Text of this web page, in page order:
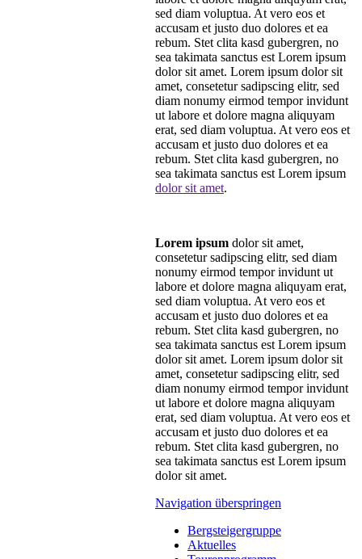
sed diam voluptua. At vero eos et
accusam et justo duo dolores et ea
rebum. Stet clita kasd gubergren, no
sea takimata sanctus est Lorem ipsum
dolor sit amet. Lorem ipsum dolor sit
amet, consetetur sadipscing elitr, sed
diam nonumy eirmod tempor invidunt
ut labore et dolore magna aliquyam
erat, sed diam voluptua. At vero eos et
accusam et justo duo dolores et ea
rebum. Stet clita kasd gubergren, no
sea takimata sanctus est Lorem ipsum
dolor sit amet.
Lorem ipsum dolor sit amet,
consetetur sadipscing elitr, sed diam
nonumy eirmod tempor invidunt ut
labore et dolore magna aliquyam erat,
sed diam voluptua. At vero eos et
accusam et justo duo dolores et ea
rebum. Stet clita kasd gubergren, no
sea takimata sanctus est Lorem ipsum
dolor sit amet. Lorem ipsum dolor sit
amet, consetetur sadipscing elitr, sed
diam nonumy eirmod tempor invidunt
ut labore et dolore magna aliquyam
erat, sed diam voluptua. At vero eos et
accusam et justo duo dolores et ea
rebum. Stet clita kasd gubergren, no
sea takimata sanctus est Lorem ipsum
dolor sit amet.
Navigation überspringen
Bergsteigergruppe
Aktuelles